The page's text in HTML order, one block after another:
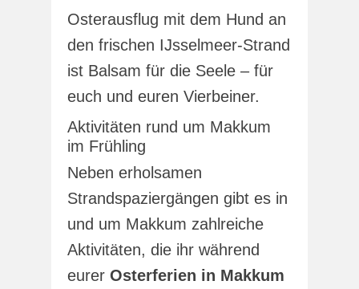
Osterausflug mit dem Hund an
den frischen IJsselmeer-Strand
ist Balsam für die Seele – für
euch und euren Vierbeiner.
Aktivitäten rund um Makkum
im Frühling
Neben erholsamen
Strandspaziergängen gibt es in
und um Makkum zahlreiche
Aktivitäten, die ihr während
eurer Osterferien in Makkum